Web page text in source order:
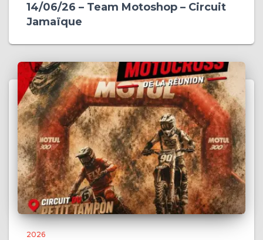
14/06/26 – Team Motoshop – Circuit
Jamaïque
2026